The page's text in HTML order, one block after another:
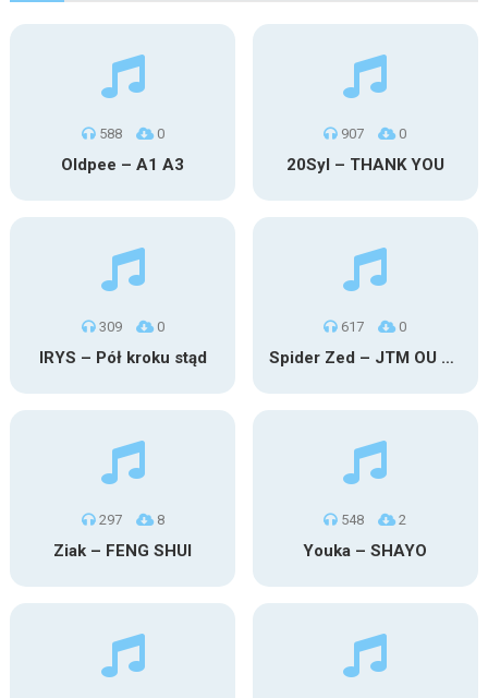
588 0
Oldpee – A1 A3
907 0
20Syl – THANK YOU
309 0
IRYS – Pół kroku stąd
617 0
Spider Zed – JTM OU TG
297 8
Ziak – FENG SHUI
548 2
Youka – SHAYO